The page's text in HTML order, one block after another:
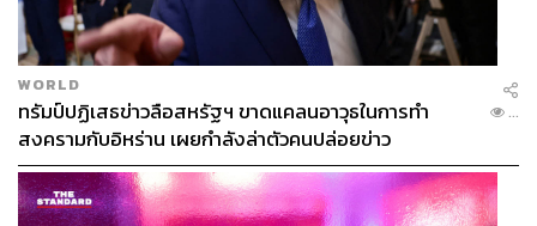
WORLD
ทรัมป์ปฏิเสธข่าวลือสหรัฐฯ ขาดแคลนอาวุธในการทำ
สงครามกับอิหร่าน เผยกำลังล่าตัวคนปล่อยข่าว
...